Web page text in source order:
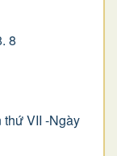
8
VII -Ngày